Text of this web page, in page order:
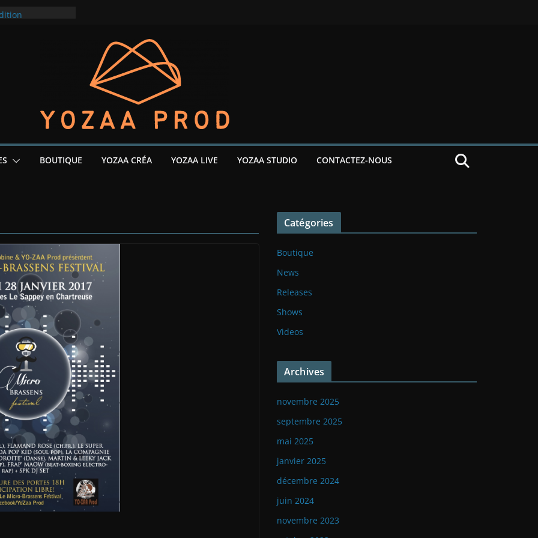
court
BOUTIQUE YOZAA CRÉA YOZAA LIVE YOZAA STUDIO CONTACTEZ-NOUS
Catégories
Boutique
News
Releases
Shows
Videos
Archives
novembre 2025
septembre 2025
mai 2025
janvier 2025
décembre 2024
juin 2024
novembre 2023